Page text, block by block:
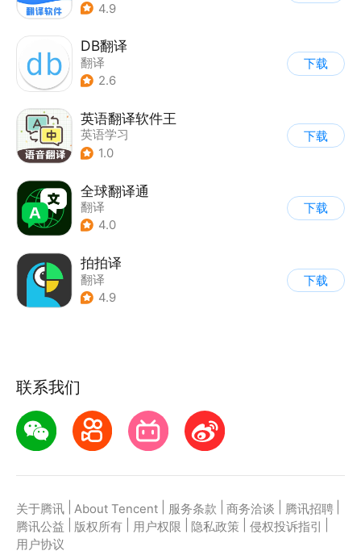
4.9
DB翻译
翻译
2.6
下载
英语翻译软件王
英语学习
1.0
下载
全球翻译通
翻译
4.0
下载
拍拍译
翻译
4.9
下载
联系我们
关于腾讯 About Tencent 服务条款 商务洽谈 腾讯招聘
腾讯公益
版权所有 用户权限 隐私政策 侵权投诉指引
用户协议